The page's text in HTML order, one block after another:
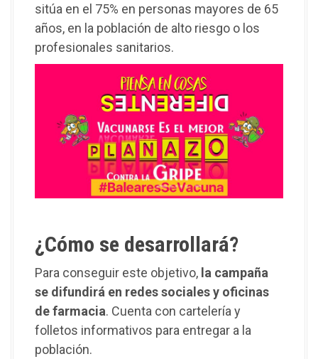
sitúa en el 75% en personas mayores de 65
años, en la población de alto riesgo o los
profesionales sanitarios.
¿Cómo se desarrollará?
Para conseguir este objetivo, la campaña
se difundirá en redes sociales y oficinas
de farmacia. Cuenta con cartelería y
folletos informativos para entregar a la
población.